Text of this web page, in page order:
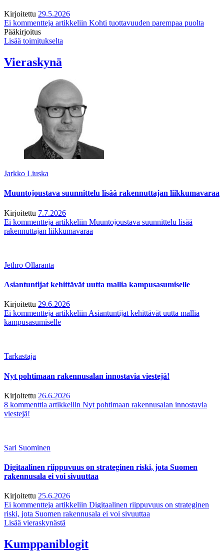
Kirjoitettu 29.5.2026
Ei kommentteja artikkeliin Kohti tuottavuuden parempaa puolta
Pääkirjoitus
Lisää toimitukselta
Vieraskynä
Jarkko Liuska
Muuntojoustava suunnittelu lisää rakennuttajan liikkumavaraa
Kirjoitettu 7.7.2026
Ei kommentteja artikkeliin Muuntojoustava suunnittelu lisää
rakennuttajan liikkumavaraa
Jethro Ollaranta
Asiantuntijat kehittävät uutta mallia kampusasumiselle
Kirjoitettu 29.6.2026
Ei kommentteja artikkeliin Asiantuntijat kehittävät uutta mallia
kampusasumiselle
Tarkastaja
Nyt pohtimaan rakennusalan innostavia viestejä!
Kirjoitettu 26.6.2026
8 kommenttia artikkeliin Nyt pohtimaan rakennusalan innostavia
viestejä!
Sari Suominen
Digitaalinen riippuvuus on strateginen riski, jota Suomen
rakennusala ei voi sivuuttaa
Kirjoitettu 25.6.2026
Ei kommentteja artikkeliin Digitaalinen riippuvuus on strateginen
riski, jota Suomen rakennusala ei voi sivuuttaa
Lisää vieraskynästä
Kumppaniblogit